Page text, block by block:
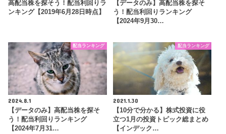
高配当株を探そう！配当利回りラ
ンキング【2019年6月28日時点】
【データのみ】高配当株を探そ
う！配当利回りランキング
【2024年9月30…
配当ランキング
2024.8.1
【データのみ】高配当株を探そ
う！配当利回りランキング
【2024年7月31…
配当ランキング
2021.1.30
【10分で分かる】株式投資に役
立つ1月の投資トピック総まとめ
【インデック…